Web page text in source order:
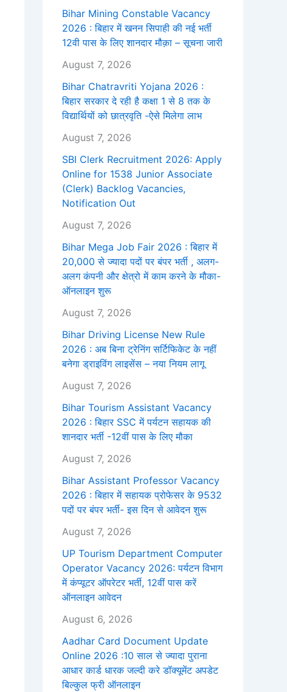
Bihar Mining Constable Vacancy
2026 : बिहार में खनन सिपाही की नई भर्ती
12वी पास के लिए शानदार मौक़ा – सूचना जारी
August 7, 2026
Bihar Chatravriti Yojana 2026 :
बिहार सरकार दे रही है कक्षा 1 से 8 तक के
विद्यार्थियों को छात्रवृति -ऐसे मिलेगा लाभ
August 7, 2026
SBI Clerk Recruitment 2026: Apply
Online for 1538 Junior Associate
(Clerk) Backlog Vacancies,
Notification Out
August 7, 2026
Bihar Mega Job Fair 2026 : बिहार में
20,000 से ज्यादा पदों पर बंपर भर्ती , अलग-
अलग कंपनी और क्षेत्रो में काम करने के मौका-
ऑनलाइन शुरू
August 7, 2026
Bihar Driving License New Rule
2026 : अब बिना ट्रेनिंग सर्टिफिकेट के नहीं
बनेगा ड्राइविंग लाइसेंस – नया नियम लागू
August 7, 2026
Bihar Tourism Assistant Vacancy
2026 : बिहार SSC में पर्यटन सहायक की
शानदार भर्ती -12वीं पास के लिए मौका
August 7, 2026
Bihar Assistant Professor Vacancy
2026 : बिहार में सहायक प्रोफेसर के 9532
पदों पर बंपर भर्ती- इस दिन से आवेदन शुरू
August 7, 2026
UP Tourism Department Computer
Operator Vacancy 2026: पर्यटन विभाग
में कंप्यूटर ऑपरेटर भर्ती, 12वीं पास करें
ऑनलाइन आवेदन
August 6, 2026
Aadhar Card Document Update
Online 2026 :10 साल से ज्यादा पुराना
आधार कार्ड धारक जल्दी करे डॉक्यूमेंट अपडेट
बिल्कुल फ्री ऑनलाइन